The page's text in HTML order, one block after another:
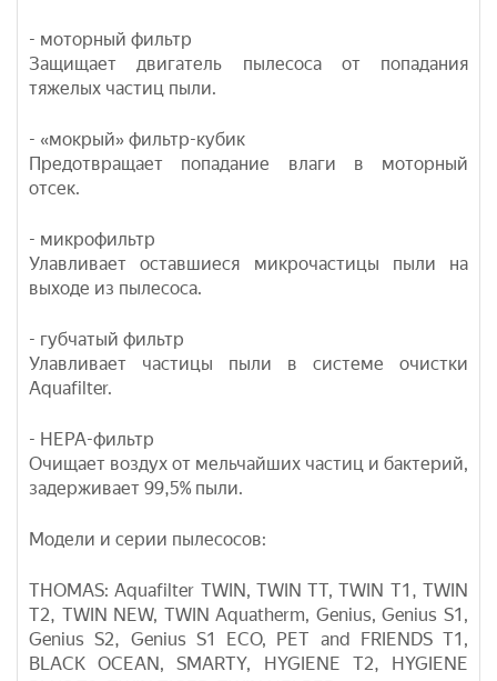
- моторный фильтр
Защищает двигатель пылесоса от попадания
тяжелых частиц пыли.
- «мокрый» фильтр-кубик
Предотвращает попадание влаги в моторный
отсек.
- микрофильтр
Улавливает оставшиеся микрочастицы пыли на
выходе из пылесоса.
- губчатый фильтр
Улавливает частицы пыли в системе очистки
Aquafilter.
- HEPA-фильтр
Очищает воздух от мельчайших частиц и бактерий,
задерживает 99,5% пыли.
Модели и серии пылесосов:
THOMAS: Aquafilter TWIN, TWIN TT, TWIN T1, TWIN
T2, TWIN NEW, TWIN Aquatherm, Genius, Genius S1,
Genius S2, Genius S1 ECO, PET and FRIENDS T1,
BLACK OCEAN, SMARTY, HYGIENE T2, HYGIENE